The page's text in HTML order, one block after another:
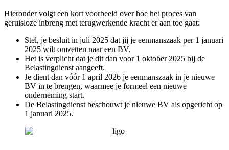
Hieronder volgt een kort voorbeeld over hoe het proces van
geruisloze inbreng met terugwerkende kracht er aan toe gaat:
Stel, je besluit in juli 2025 dat jij je eenmanszaak per 1 januari
2025 wilt omzetten naar een BV.
Het is verplicht dat je dit dan voor 1 oktober 2025 bij de
Belastingdienst aangeeft.
Je dient dan vóór 1 april 2026 je eenmanszaak in je nieuwe
BV in te brengen, waarmee je formeel een nieuwe
onderneming start.
De Belastingdienst beschouwt je nieuwe BV als opgericht op
1 januari 2025.